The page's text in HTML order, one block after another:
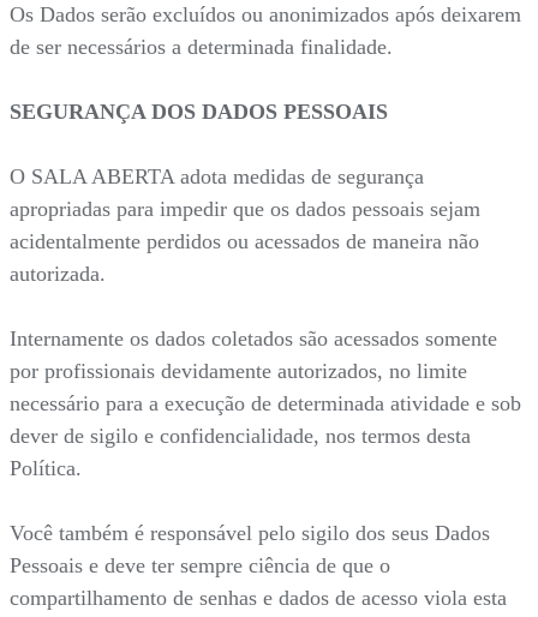
Os Dados serão excluídos ou anonimizados após deixarem
de ser necessários a determinada finalidade.
SEGURANÇA DOS DADOS PESSOAIS
O SALA ABERTA adota medidas de segurança
apropriadas para impedir que os dados pessoais sejam
acidentalmente perdidos ou acessados de maneira não
autorizada.
Internamente os dados coletados são acessados somente
por profissionais devidamente autorizados, no limite
necessário para a execução de determinada atividade e sob
dever de sigilo e confidencialidade, nos termos desta
Política.
Você também é responsável pelo sigilo dos seus Dados
Pessoais e deve ter sempre ciência de que o
compartilhamento de senhas e dados de acesso viola esta